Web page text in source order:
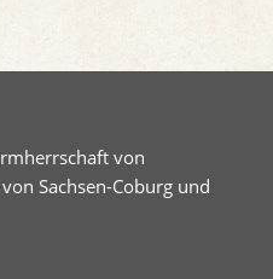
von
Sachsen-Coburg und